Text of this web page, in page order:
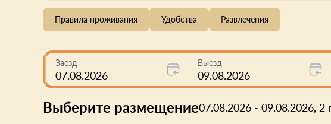
Правила проживания Удобства Развлечения
Заезд
07.08.2026
Выезд
09.08.2026
Выберите размещение07.08.2026 - 09.08.2026, 2